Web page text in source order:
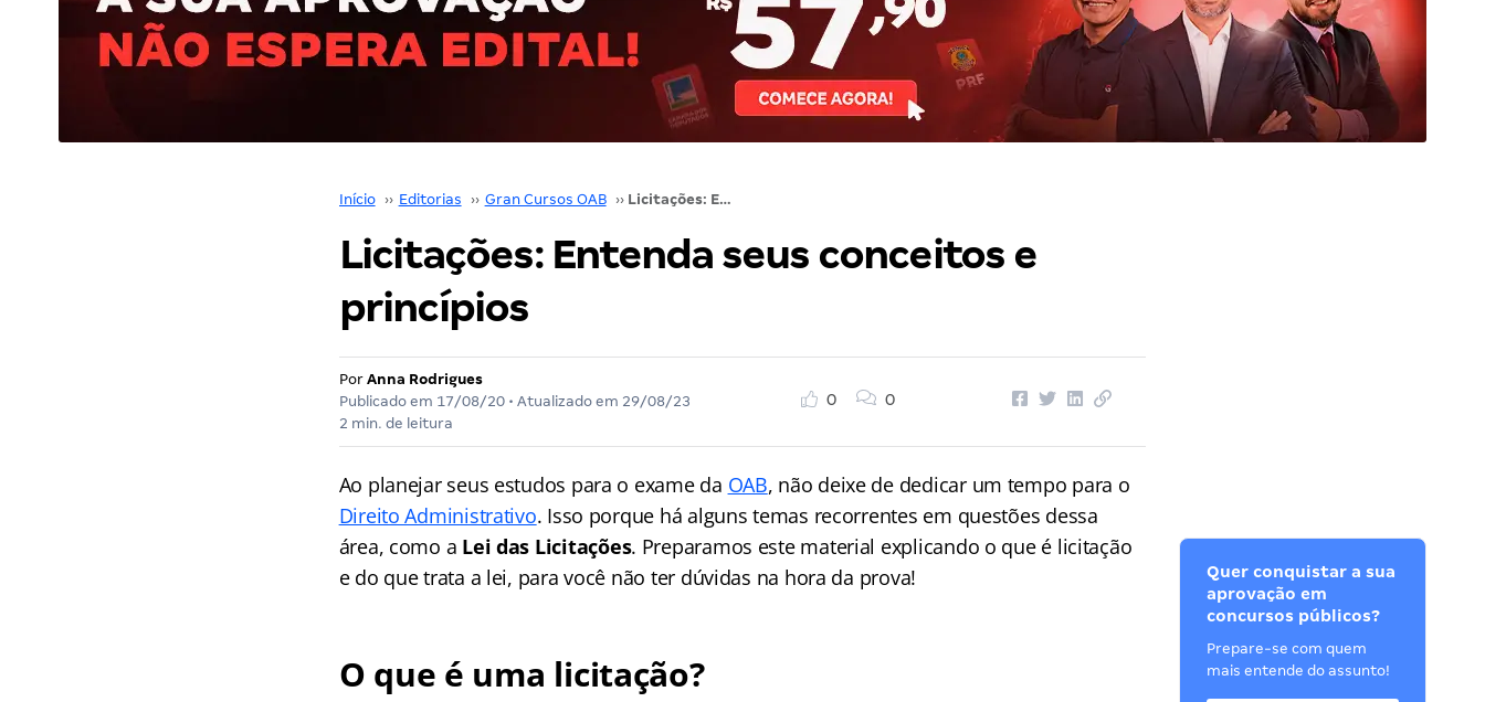
Início ›› Editorias ›› Gran Cursos OAB ›› Licitações: Entenda seus conceitos e princípios
Licitações: Entenda seus conceitos e
princípios
Por Anna Rodrigues
Publicado em 17/08/20• Atualizado em 29/08/23
2 min. de leitura
0 0
Ao planejar seus estudos para o exame da OAB, não deixe de dedicar um tempo para o
Direito Administrativo. Isso porque há alguns temas recorrentes em questões dessa
área, como a Lei das Licitações. Preparamos este material explicando o que é licitação
e do que trata a lei, para você não ter dúvidas na hora da prova!
O que é uma licitação?
Quer conquistar a sua
aprovação em
concursos públicos?
Prepare-se com quem
mais entende do assunto!